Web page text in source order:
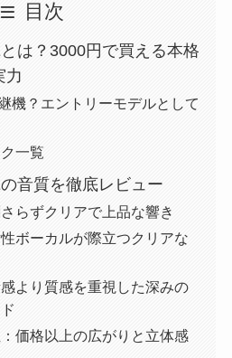
目次
は？3000円で買える本格
力
機？エントリーモデルとして
一覧
音質を徹底レビュー
らずクリアで上品な響き
ボーカルが際立つクリアな
より質感を重視した深みの
価格以上の広がりと立体感